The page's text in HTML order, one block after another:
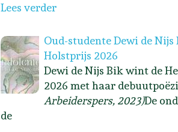
Lees verder
Oud-studente Dewi de
Holstprijs 2026
Dewi de Nijs Bik wint de
2026 met haar
Arbeiderspers, 2023)De
de